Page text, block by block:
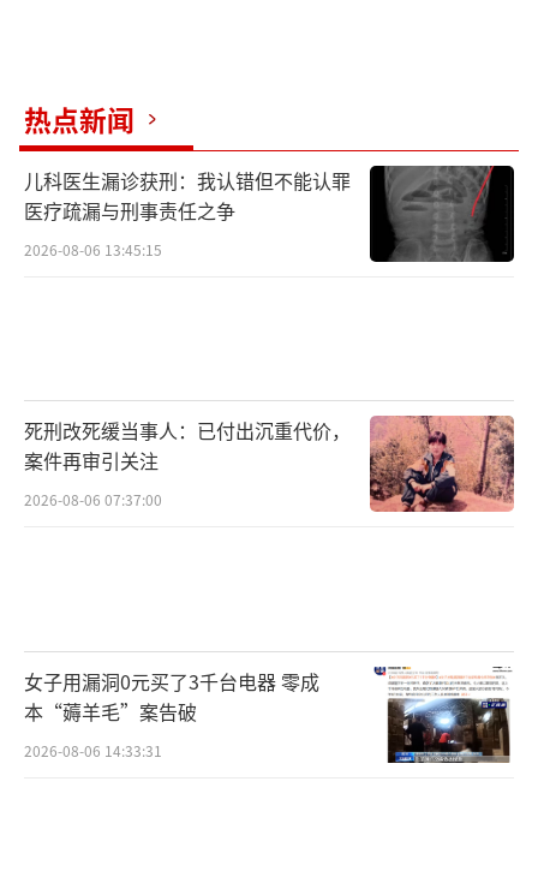
热点新闻
儿科医生漏诊获刑：我认错但不能认罪
医疗疏漏与刑事责任之争
2026-08-06 13:45:15
死刑改死缓当事人：已付出沉重代价，
案件再审引关注
2026-08-06 07:37:00
女子用漏洞0元买了3千台电器 零成
本“薅羊毛”案告破
2026-08-06 14:33:31